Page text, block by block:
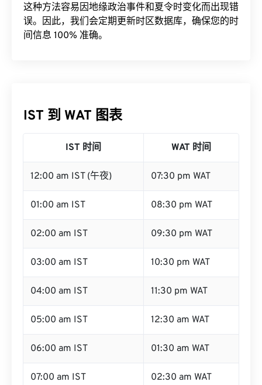
这种方法容易因地缘政治事件和夏令时变化而出现错
误。因此，我们会定期更新时区数据库，确保您的时
间信息 100% 准确。
IST 到 WAT 图表
IST 时间 WAT 时间
12:00 am IST (午夜) 07:30 pm WAT
01:00 am IST 08:30 pm WAT
02:00 am IST 09:30 pm WAT
03:00 am IST 10:30 pm WAT
04:00 am IST 11:30 pm WAT
05:00 am IST 12:30 am WAT
06:00 am IST 01:30 am WAT
07:00 am IST 02:30 am WAT